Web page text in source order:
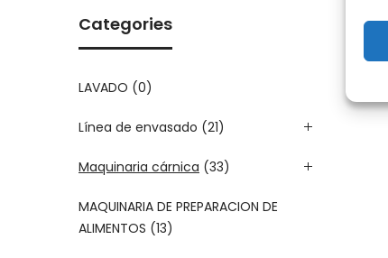
Categories
LAVADO (0)
Línea de envasado (21)
Maquinaria cárnica (33)
MAQUINARIA DE PREPARACION DE
ALIMENTOS (13)